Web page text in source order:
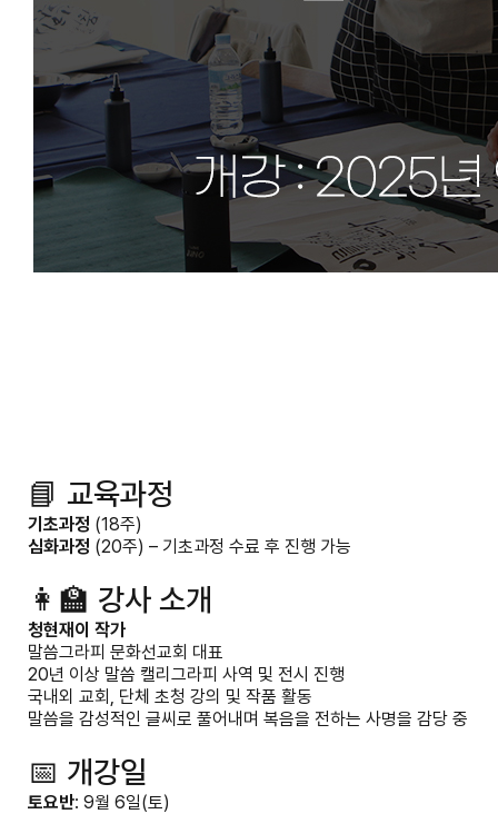
📘 교육과정
기초과정 (18주)
심화과정 (20주) – 기초과정 수료 후 진행 가능
👩‍🏫 강사 소개
청현재이 작가
말씀그라피 문화선교회 대표
20년 이상 말씀 캘리그라피 사역 및 전시 진행
국내외 교회, 단체 초청 강의 및 작품 활동
말씀을 감성적인 글씨로 풀어내며 복음을 전하는 사명을 감당 중
📅 개강일
토요반: 9월 6일(토)